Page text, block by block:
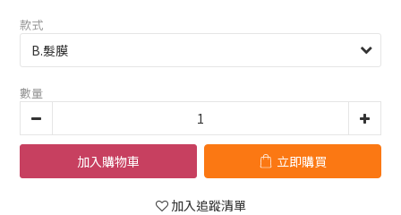
款式
數量
加入購物車 立即購買
加入追蹤清單